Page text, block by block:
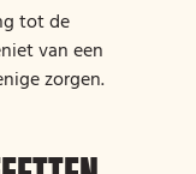
tot de
van een
zorgen.